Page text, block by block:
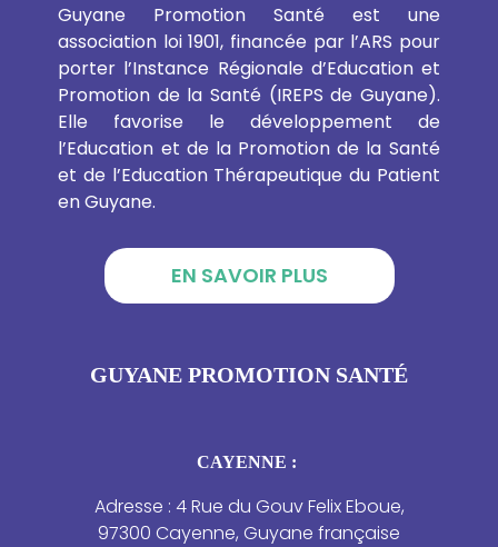
Guyane Promotion Santé est une
association loi 1901, financée par l’ARS pour
porter l’Instance Régionale d’Education et
Promotion de la Santé (IREPS de Guyane).
Elle favorise le développement de
l’Education et de la Promotion de la Santé
et de l’Education Thérapeutique du Patient
en Guyane.
EN SAVOIR PLUS
GUYANE PROMOTION SANTÉ
CAYENNE :
Adresse : 4 Rue du Gouv Felix Eboue,
97300 Cayenne, Guyane française